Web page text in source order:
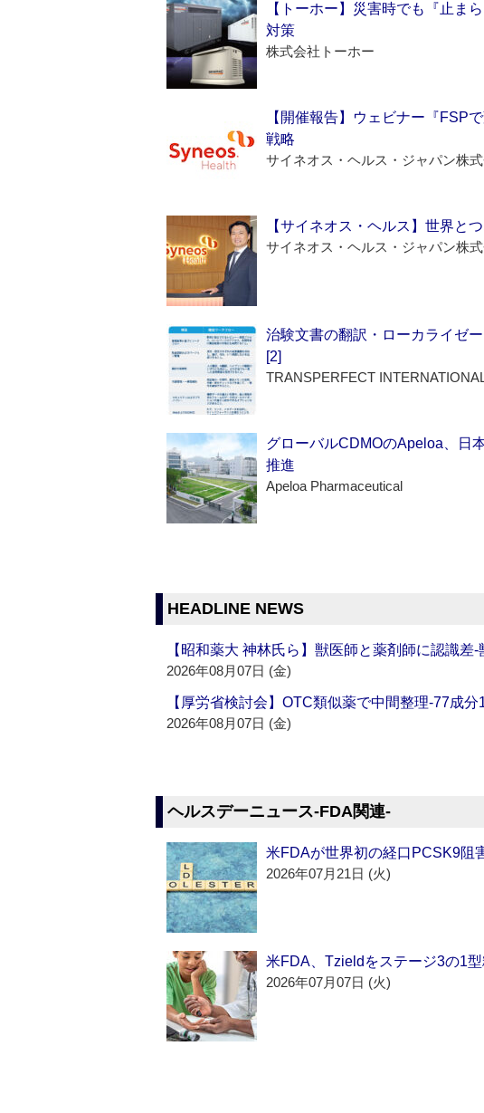
【トーホー】災害時でも『止
対策
株式会社トーホー
【開催報告】ウェビナー『FSP
戦略
サイネオス・ヘルス・ジャパン株
【サイネオス・ヘルス】世界と
サイネオス・ヘルス・ジャパン株
治験文書の翻訳・ローカライゼ
[2]
TRANSPERFECT
グローバルCDMOのApeloa、日
推進
Apeloa Pharmaceutical
HEADLINE NEWS
【昭和薬大 神林氏ら】獣医師と薬剤師に認識差
2026年08月07日 (金)
【厚労省検討会】OTC類似薬で中間整理‐77成
2026年08月07日 (金)
ヘルスデーニュース‐FDA関連‐
米FDAが世界初の経口PCSK9阻
2026年07月21日 (火)
米FDA、Tzieldをステージ3の1
2026年07月07日 (火)